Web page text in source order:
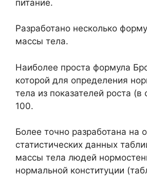
питание.
Разработано несколько
массы тела.
Наиболее проста формула
которой для определения
тела из показателей роста
100.
Более точно разработана на
статистических данных
массы тела людей
нормальной конституции